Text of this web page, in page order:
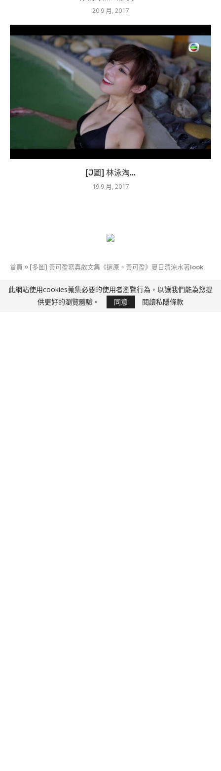
20 9 月, 2017
[J圖] 林泳淘...
19 9 月, 2017
首頁 » [多圖] 黃可盈寫真散文集《還原。黃可盈》夏日清涼水著look
快D J
[多圖] 黃可盈寫真散文集《還原。黃可盈》夏日清
此網站使用cookies蒐集必要的使用者瀏覽行為，以讓我們能為您提
供更好的瀏覽體驗。
同意 閱讀私隱條款